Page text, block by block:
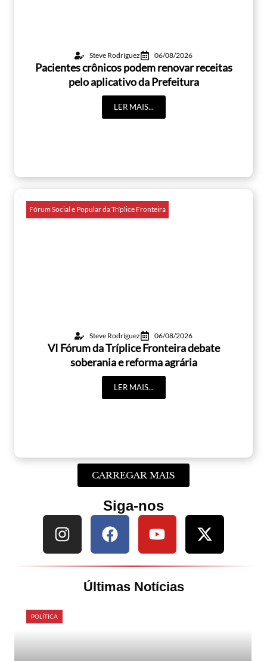
Steve Rodríguez 06/08/2026
Pacientes crônicos podem renovar receitas
pelo aplicativo da Prefeitura
LER MAIS...
Fórum Social e Popular da Tríplice Fronteira
Steve Rodríguez 06/08/2026
VI Fórum da Tríplice Fronteira debate
soberania e reforma agrária
LER MAIS...
CARREGAR MAIS
Siga-nos
Últimas Notícias
POLÍTICA